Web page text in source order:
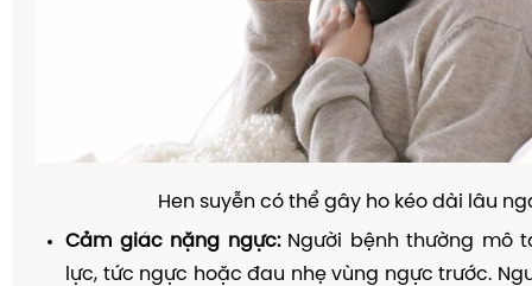
Hen suyễn có thể gây ho kéo dài lâu
Cảm giác nặng ngực:Người bệnh thường mô
lực, tức ngực hoặc đau nhẹ vùng ngực trước.